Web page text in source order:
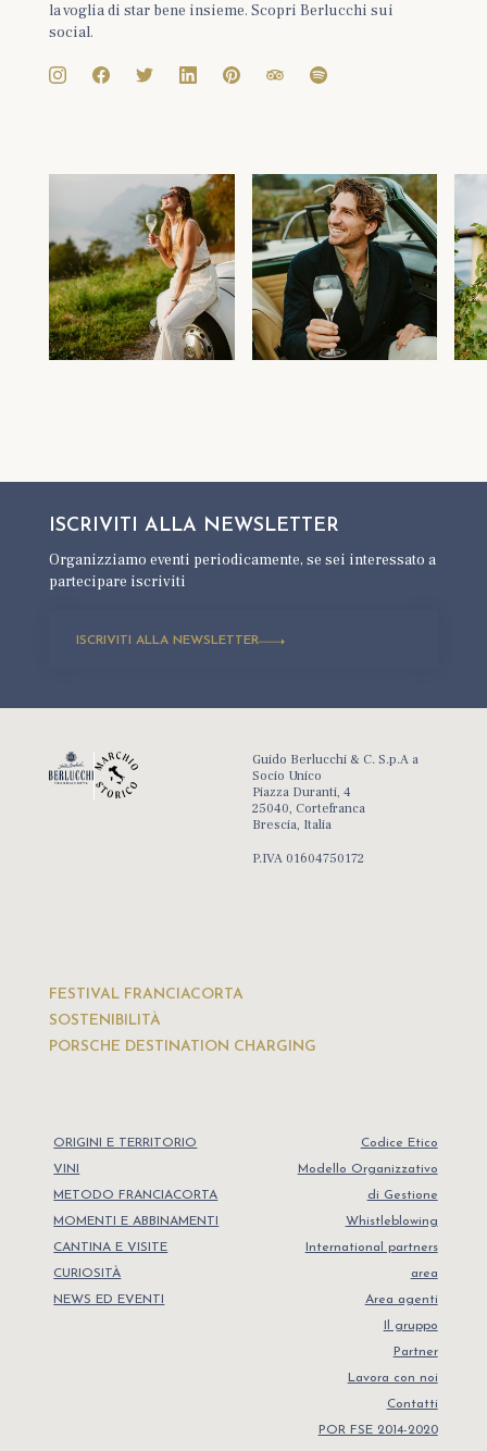
la voglia di star bene insieme. Scopri Berlucchi sui
social.
ISCRIVITI ALLA NEWSLETTER
Organizziamo eventi periodicamente,se sei interessato a
partecipare iscriviti
ISCRIVITI ALLA NEWSLETTER
Guido Berlucchi & C. S.p.A a
Socio Unico
Piazza Duranti, 4
25040, Cortefranca
Brescia, Italia
P.IVA 01604750172
FESTIVAL FRANCIACORTA
SOSTENIBILITÀ
PORSCHE DESTINATION CHARGING
ORIGINI E TERRITORIO
VINI
METODO FRANCIACORTA
MOMENTI E ABBINAMENTI
CANTINA E VISITE
CURIOSITÀ
NEWS ED EVENTI
Codice Etico
Modello Organizzativo
di Gestione
Whistleblowing
International partners
area
Area agenti
Il gruppo
Partner
Lavora con noi
Contatti
POR FSE 2014-2020